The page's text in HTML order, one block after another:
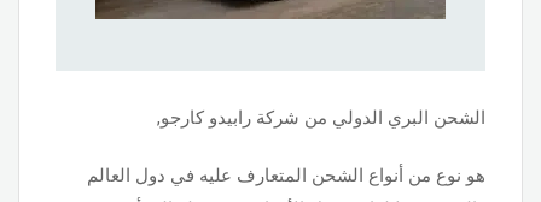
الشحن البري الدولي من شركة رابيدو كارجو,
هو نوع من أنواع الشحن المتعارف عليه في دول العالم